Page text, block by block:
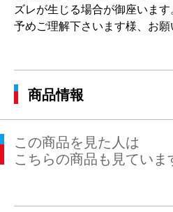
ズレが生じる場合が御座います
予めご理解下さいます様、お願
商品情報
この商品を見た人は
こちらの商品も見ていま